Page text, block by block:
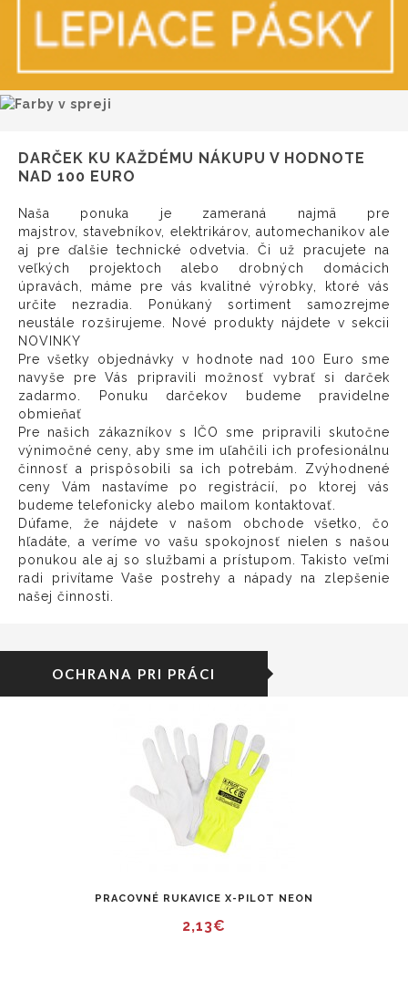
DARČEK KU KAŽDÉMU NÁKUPU V HODNOTE
NAD 100 EURO
Naša ponuka je zameraná najmä pre
majstrov, stavebníkov, elektrikárov, automechanikov ale
aj pre ďalšie technické odvetvia. Či už pracujete na
veľkých projektoch alebo drobných domácich
úpravách, máme pre vás kvalitné výrobky, ktoré vás
určite nezradia. Ponúkaný sortiment samozrejme
neustále rozširujeme. Nové produkty nájdete v sekcii
NOVINKY
Pre všetky objednávky v hodnote nad 100 Euro sme
navyše pre Vás pripravili možnosť vybrať si darček
zadarmo. Ponuku darčekov budeme pravidelne
obmieňať
Pre našich zákazníkov s IČO sme pripravili skutočne
výnimočné ceny, aby sme im uľahčili ich profesionálnu
činnosť a prispôsobili sa ich potrebám. Zvýhodnené
ceny Vám nastavíme po registrácií, po ktorej vás
budeme telefonicky alebo mailom kontaktovať.
Dúfame, že nájdete v našom obchode všetko, čo
hľadáte, a veríme vo vašu spokojnosť nielen s našou
ponukou ale aj so službami a prístupom. Takisto veľmi
radi privítame Vaše postrehy a nápady na zlepšenie
našej činnosti.
OCHRANA PRI PRÁCI
PRACOVNÉ RUKAVICE X-PILOT NEON
2,13€